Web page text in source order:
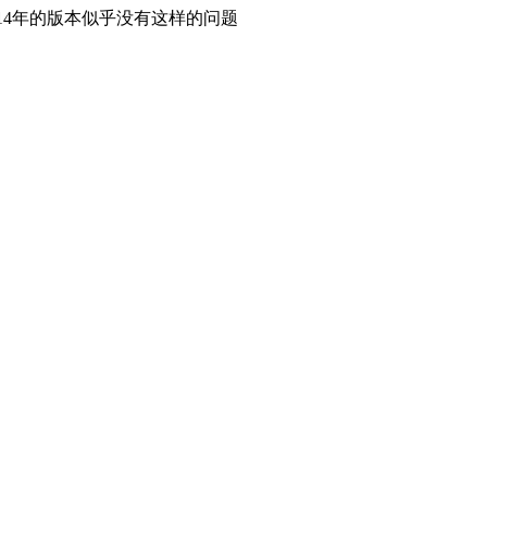
年的版本似乎没有这样的问题